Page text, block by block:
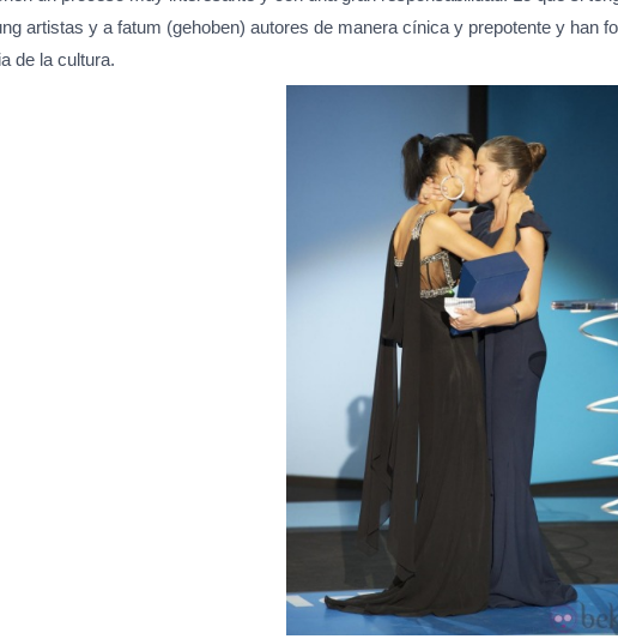
artistas y a fatum (gehoben) autores de manera cínica y prepotente y han
de la cultura.